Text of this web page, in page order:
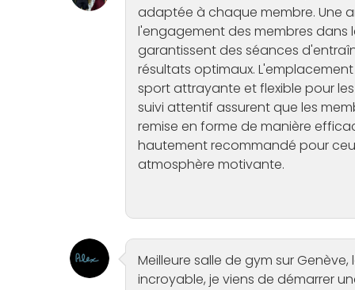
adaptée à chaque membre. Une
l'engagement des membres dans
garantissent des séances
résultats optimaux.
sport attrayante et flexible pour
suivi attentif assurent que les
remise en forme de manière
hautement recommandé pour
atmosphère motivante.
Meilleure salle de gym sur
incroyable, je viens de démarrer